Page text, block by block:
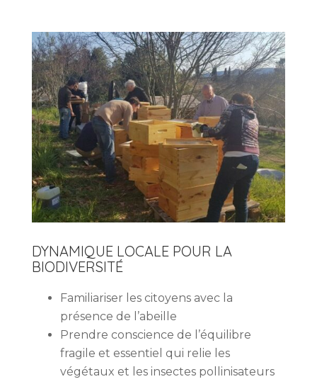
DYNAMIQUE LOCALE POUR LA
BIODIVERSITÉ
Familiariser les citoyens avec la
présence de l’abeille
Prendre conscience de l’équilibre
fragile et essentiel qui relie les
végétaux et les insectes pollinisateurs